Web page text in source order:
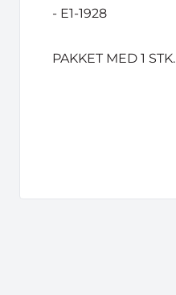
- E1-1928
PAKKET MED 1 STK.